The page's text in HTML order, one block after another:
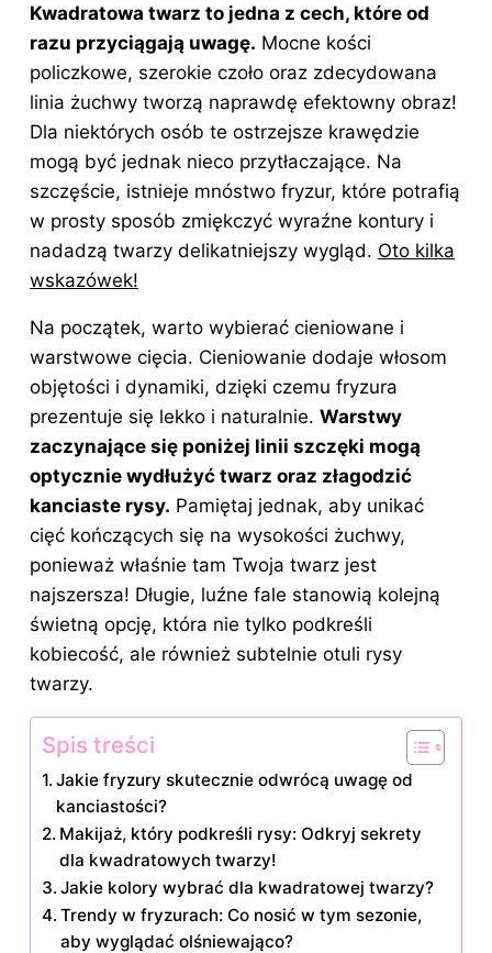
c
e
b
o
o
k
er
e
st
k
e
dI
n
k
o
p
d
di
t
m
bl
r
Kwadratowa twarz to jedna z cech, które od
razu przyciągają uwagę. Mocne kości
policzkowe, szerokie czoło oraz zdecydowana
linia żuchwy tworzą naprawdę efektowny obraz!
Dla niektórych osób te ostrzejsze krawędzie
mogą być jednak nieco przytłaczające. Na
szczęście, istnieje mnóstwo fryzur, które potrafią
w prosty sposób zmiękczyć wyraźne kontury i
nadadzą twarzy delikatniejszy wygląd. Oto kilka
wskazówek!
Na początek, warto wybierać cieniowane i
warstwowe cięcia. Cieniowanie dodaje włosom
objętości i dynamiki, dzięki czemu fryzura
prezentuje się lekko i naturalnie. Warstwy
zaczynające się poniżej linii szczęki mogą
optycznie wydłużyć twarz oraz złagodzić
kanciaste rysy. Pamiętaj jednak, aby unikać
cięć kończących się na wysokości żuchwy,
ponieważ właśnie tam Twoja twarz jest
najszersza! Długie, luźne fale stanowią kolejną
świetną opcję, która nie tylko podkreśli
kobiecość, ale również subtelnie otuli rysy
twarzy.
Spis treści
Jakie fryzury skutecznie odwrócą uwagę od
kanciastości?
Makijaż, który podkreśli rysy: Odkryj sekrety
dla kwadratowych twarzy!
Jakie kolory wybrać dla kwadratowej twarzy?
Trendy w fryzurach: Co nosić w tym sezonie,
aby wyglądać olśniewająco?